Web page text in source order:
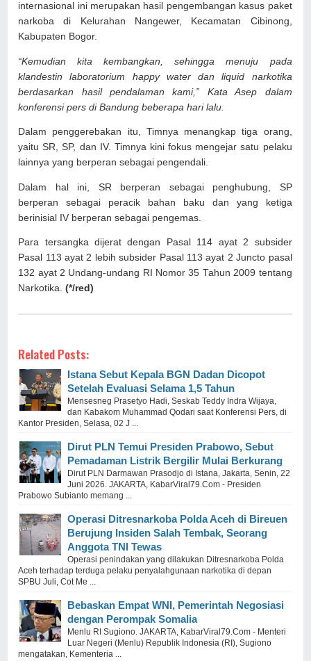
internasional ini merupakan hasil pengembangan kasus paket
narkoba di Kelurahan Nangewer, Kecamatan Cibinong,
Kabupaten Bogor.
“Kemudian kita kembangkan, sehingga menuju pada
klandestin laboratorium happy water dan liquid narkotika
berdasarkan hasil pendalaman kami,” Kata Asep dalam
konferensi pers di Bandung beberapa hari lalu.
Dalam penggerebakan itu, Timnya menangkap tiga orang,
yaitu SR, SP, dan IV. Timnya kini fokus mengejar satu pelaku
lainnya yang berperan sebagai pengendali.
Dalam hal ini, SR berperan sebagai penghubung, SP
berperan sebagai peracik bahan baku dan yang ketiga
berinisial IV berperan sebagai pengemas.
Para tersangka dijerat dengan Pasal 114 ayat 2 subsider
Pasal 113 ayat 2 lebih subsider Pasal 113 ayat 2 Juncto pasal
132 ayat 2 Undang-undang RI Nomor 35 Tahun 2009 tentang
Narkotika.(*/red)
Related Posts:
Istana Sebut Kepala BGN Dadan Dicopot
Setelah Evaluasi Selama 1,5 Tahun
Mensesneg Prasetyo Hadi, Seskab Teddy Indra Wijaya,
dan Kabakom Muhammad Qodari saat Konferensi Pers, di
Kantor Presiden, Selasa, 02 J ...
Dirut PLN Temui Presiden Prabowo, Sebut
Pemadaman Listrik Bergilir Mulai Berkurang
Dirut PLN Darmawan Prasodjo di Istana, Jakarta, Senin, 22
Juni 2026. JAKARTA, KabarViral79.Com - Presiden
Prabowo Subianto memang ...
Operasi Ditresnarkoba Polda Aceh di Bireuen
Berujung Insiden Salah Tembak, Seorang
Anggota TNI Tewas
Operasi penindakan yang dilakukan Ditresnarkoba Polda
Aceh terhadap terduga pelaku penyalahgunaan narkotika di depan
SPBU Juli, Cot Me ...
Bebaskan Empat WNI, Pemerintah Negosiasi
dengan Perompak Somalia
Menlu RI Sugiono. JAKARTA, KabarViral79.Com - Menteri
Luar Negeri (Menlu) Republik Indonesia (RI), Sugiono
mengatakan, Kementeria ...